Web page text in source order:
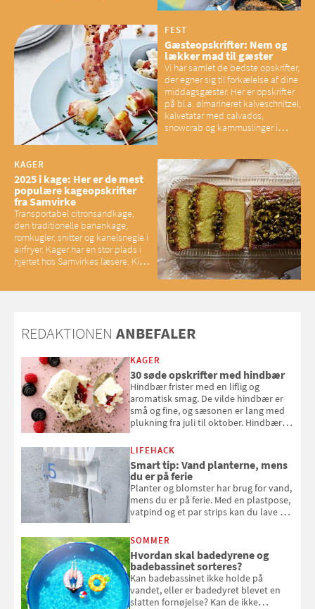
have konsekvenser for vores
sociale fællesskaber
FEST
Gæsteopskrifter: Nem og
lækker mad til gæster
Vi har samlet de bedste opskrifter,
der egner sig til forkælelse af dine
middagsgæster. Her er opskrifter
på bl.a. ølmarineret kalveschnitzel,
kalvetatar med calvados,
snowcrab og kammuslinger i
KAGER
2025 i kage: Her er de mest
populære kageopskrifter
fra Samvirke
Transportabel citronsandkage,
den traditionelle banankage,
romkugler, snitter og kanelsnegle i
airfryer. Kager har en stor plads i
hjertet hos Samvirkes læsere. Kig
REDAKTIONEN ANBEFALER
KAGER
30 søde opskrifter med hindbær
Hindbær frister med en liflig og
aromatisk smag. De vilde hindbær er
små og fine, og sæsonen er lang med
plukning fra juli til oktober. Hindbær
kan bruge dine hindbær i alt fra
bagværk og salater til is og syltning.
LIFEHACK
Smart tip: Vand planterne, mens
du er på ferie
Planter og blomster har brug for vand,
mens du er på ferie. Med en plastpose,
vatpind og et par strips kan du lave dit
at bede naboen om at vande eller
komme hjem til døde planter
SOMMER
Hvordan skal badedyrene og
badebassinet sorteres?
Kan badebassinet ikke holde på
vandet, eller er badedyret blevet en
slatten fornøjelse? Kan de ikke